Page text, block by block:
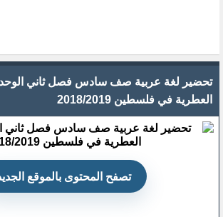
العطرية في فلسطين 2018/2019
تصفح المحتوى بالموقع